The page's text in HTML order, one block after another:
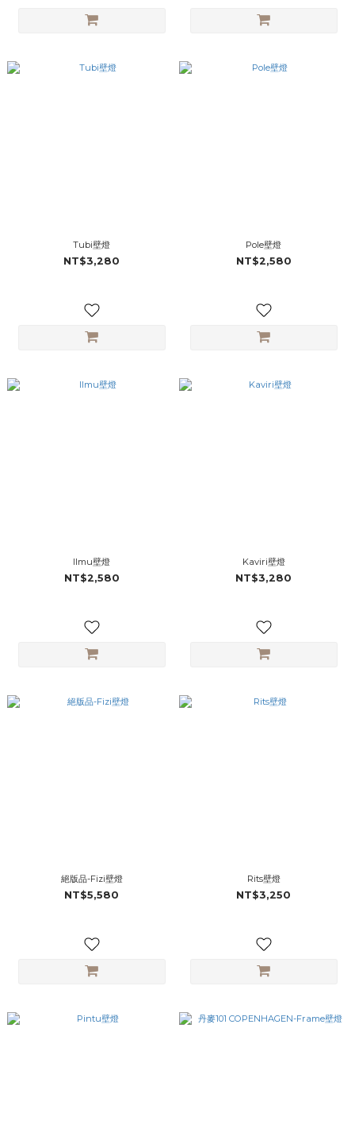
Tubi壁燈
NT$3,280
Pole壁燈
NT$2,580
Ilmu壁燈
NT$2,580
Kaviri壁燈
NT$3,280
絕版品-Fizi壁燈
NT$5,580
Rits壁燈
NT$3,250